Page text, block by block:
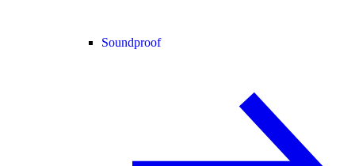
Soundproof